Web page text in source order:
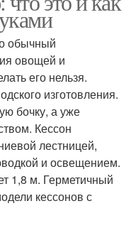
обычный
овощей и
его нельзя.
изготовления.
бочку, а уже
Кессон
лестницей,
и освещением.
1,8 м. Герметичный
кессонов с